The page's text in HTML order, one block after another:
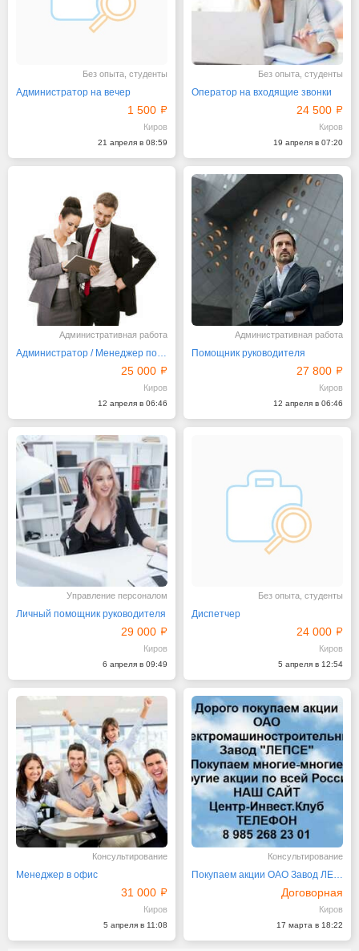
Без опыта, студенты
Администратор на вечер
1 500
Киров
21 апреля в 08:59
Без опыта, студенты
Оператор на входящие звонки
24 500
Киров
19 апреля в 07:20
Административная работа
Администратор / Менеджер по персоналу
25 000
Киров
12 апреля в 06:46
Административная работа
Помощник руководителя
27 800
Киров
12 апреля в 06:46
Управление персоналом
Личный помощник руководителя
29 000
Киров
6 апреля в 09:49
Без опыта, студенты
Диспетчер
24 000
Киров
5 апреля в 12:54
Консультирование
Менеджер в офис
31 000
Киров
5 апреля в 11:08
Консультирование
Покупаем акции ОАО Завод ЛЕПСЕ и любые другие акции
Договорная
Киров
17 марта в 18:22